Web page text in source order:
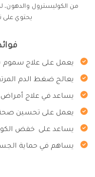
من الكوليسترول والدهون،
يحتوي على
يعمل على علاج سموم
يعالج ضغط الدم
يساعد في علاج أمراض
يعمل على تحسين
يساعد على خفض
يساهم في حماية